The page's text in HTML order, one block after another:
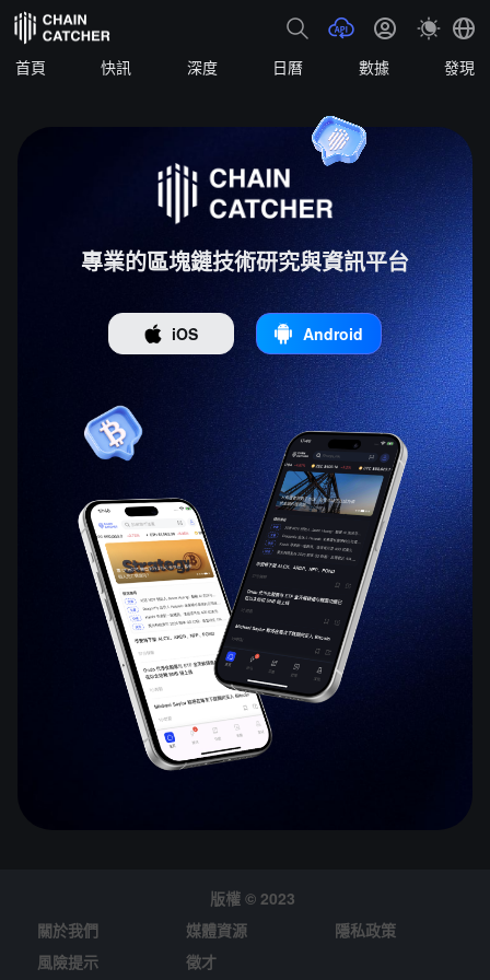
首頁 快訊 深度 日曆 數據 發現
專業的區塊鏈技術研究與資訊平台
iOS Android
版權 © 2023
關於我們
媒體資源
隱私政策
風險提示
徵才